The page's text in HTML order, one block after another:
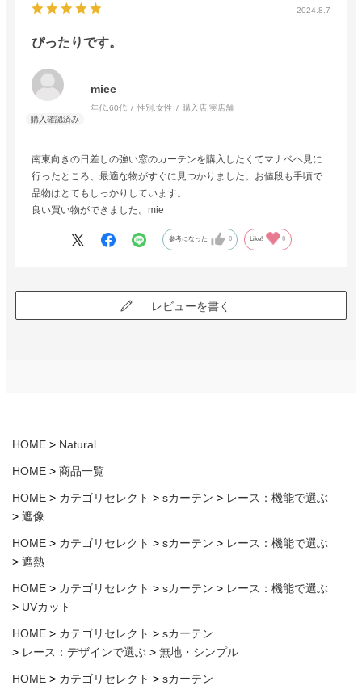
2024.8.7
ぴったりです。
miee
年代:60代 性別:女性 購入店:実店舗
南東向きの日差しの強い窓のカーテンを購入したくてマナベヘ見に
行ったところ、最適な物がすぐに見つかりました。お値段も手頃で
品物はとてもしっかりしています。
良い買い物ができました。mie
参考になった 0 Like! 0
レビューを書く
HOME Natural
HOME 商品一覧
HOME カテゴリセレクト sカーテン
レース：機能で選ぶ
遮像
HOME カテゴリセレクト sカーテン
レース：機能で選ぶ
遮熱
HOME カテゴリセレクト sカーテン
レース：機能で選ぶ
UVカット
HOME カテゴリセレクト
sカーテン
レース：デザインで選ぶ
無地・シンプル
HOME カテゴリセレクト
sカーテン